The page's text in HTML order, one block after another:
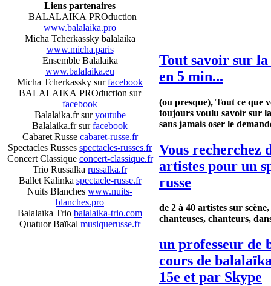
Liens partenaires
BALALAIKA PROduction
www.balalaika.pro
Micha Tcherkassky balalaika
www.micha.paris
Ensemble Balalaika
www.balalaika.eu
Micha Tcherkassky surfacebook
BALALAIKA PROduction sur
facebook
Balalaika.fr suryoutube
Balalaika.fr surfacebook
Cabaret Russe cabaret-russe.fr
Spectacles Russes spectacles-russes.fr
Concert Classique concert-classique.fr
Trio Russalka russalka.fr
Ballet Kalinka spectacle-russe.fr
Nuits Blanches www.nuits-
blanches.pro
Balalaïka Trio balalaika-trio.com
Quatuor Baïkal musiquerusse.fr
Tout savoir sur
en 5 min...
(ou presque), Tout ce que
toujours voulu savoir sur
sans jamais oser le
Vous recherchez
artistes pour un
russe
de 2 à 40 artistes sur
chanteuses, chanteurs,
un professeur de
cours de
15e et par Skype